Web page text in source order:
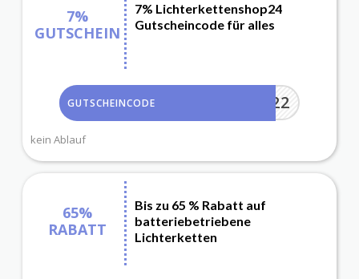
7%
GUTSCHEIN
7% Lichterkettenshop24
Gutscheincode für alles
LKSAF22
GUTSCHEINCODE
kein Ablauf
65%
RABATT
Bis zu 65 % Rabatt auf
batteriebetriebene
Lichterketten